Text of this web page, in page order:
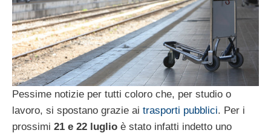
Pessime notizie per tutti coloro che, per studio o
lavoro, si spostano grazie ai trasporti pubblici. Per i
prossimi 21 e 22 luglio è stato infatti indetto uno